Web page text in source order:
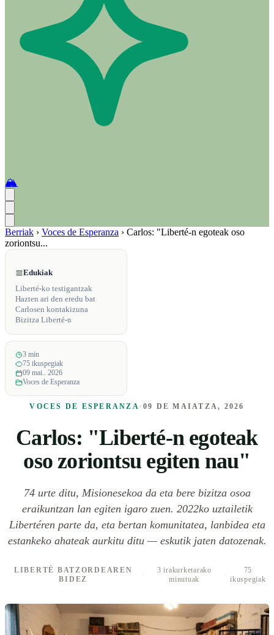
🏔️
Berriak › Voces de Esperanza › Carlos: "Liberté-n egoteak oso
zoriontsu...
Edukiak
Liberté-ko testigantzak
Hazten ari den eredu bat
Carlosen kontakizuna
Bizitza Liberté-n
3 min
75 ikuspegiak
09 mai.. 2026
Voces de Esperanza
VOCES DE ESPERANZA · 09 DE MAIATZA, 2026
Carlos: "Liberté-n egoteak
oso zoriontsu egiten nau"
74 urte ditu, Misionesekoa da eta bere bizitza osoa
eraikuntzan lan egiten igaro zuen. 2022ko uztailetik
Libertéren parte da, eta bertan komunitatea, lanbidea eta
estankeko ahateak aurkitu ditu — eskutik jaten datozenak.
LIBERTÉ BATZORDEAREN
BIDEZ
·
3 irakurketarako
minutuak
·
75
ikuspegiak